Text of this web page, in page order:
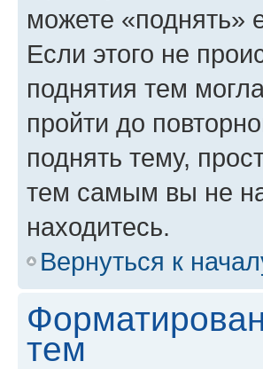
можете «поднять»
Если этого не
поднятия тем
пройти до
поднять тему,
тем самым вы не
находитесь.
Вернуться к
тем